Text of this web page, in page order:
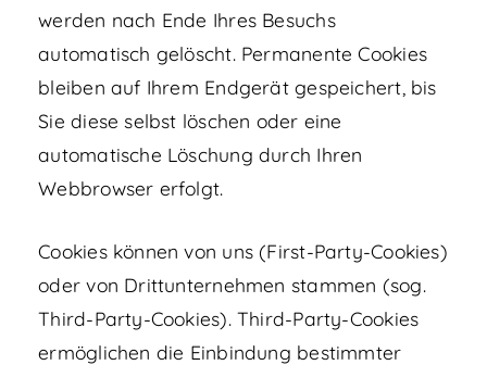
werden nach Ende Ihres Besuchs
automatisch gelöscht. Permanente Cookies
bleiben auf Ihrem Endgerät gespeichert, bis
Sie diese selbst löschen oder eine
automatische Löschung durch Ihren
Webbrowser erfolgt.
Cookies können von uns (First-Party-Cookies)
oder von Drittunternehmen stammen (sog.
Third-Party-Cookies). Third-Party-Cookies
ermöglichen die Einbindung bestimmter